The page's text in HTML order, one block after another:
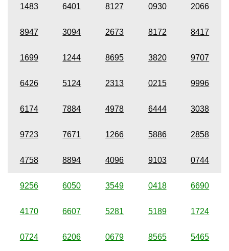
1483 6401 8127 0930 2066
8947 3094 2673 8172 8417
1699 1244 8695 3820 9707
6426 5124 2313 0215 9996
6174 7884 4978 6444 3038
9723 7671 1266 5886 2858
4758 8894 4096 9103 0744
9256 6050 3549 0418 6690
4170 6607 5281 5189 1724
0724 6206 0679 8565 5465